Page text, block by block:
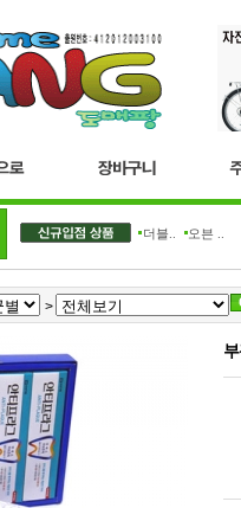
더블.. 오븐 ..
>